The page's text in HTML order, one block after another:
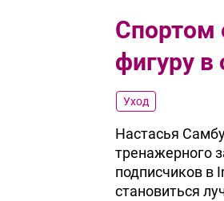
Спортом
фигуру в
Уход
Настасья
тренажерного
подписчиков в
становиться